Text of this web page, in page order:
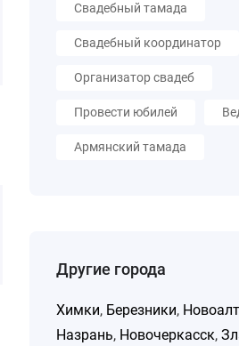
Свадебный тамада
Свадебный координатор
Организатор свадеб
Провести юбилей
Армянский тамада
Другие города
Химки, Березники,
Назрань, Новочеркасск,